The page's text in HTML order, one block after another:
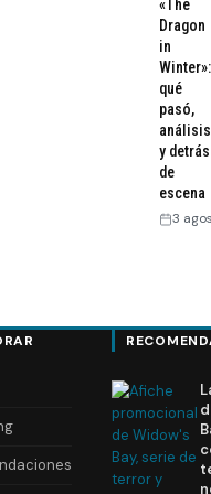
«The
Dragon
in
Winter»:
qué
pasó,
análisis
y detrás
de
escena
3